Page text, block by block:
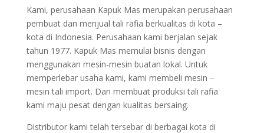
Kami, perusahaan Kapuk Mas merupakan perusahaan
pembuat dan menjual tali rafia berkualitas di kota –
kota di Indonesia. Perusahaan kami berjalan sejak
tahun 1977. Kapuk Mas memulai bisnis dengan
menggunakan mesin-mesin buatan lokal. Untuk
memperlebar usaha kami, kami membeli mesin –
mesin tali import. Dan membuat produksi tali rafia
kami maju pesat dengan kualitas bersaing.
Distributor kami telah tersebar di berbagai kota di